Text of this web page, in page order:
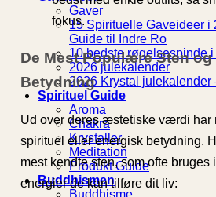
Gaver
15 Spirituelle Gaveideer i
Guide til Indre Ro
10 bedste røgelsespinde
2026 julekalender
2026 Krystal julekalender
Spirituel Guide
Aroma
Chakra
Krystaller
Meditation
Produkt Guide
Buddhismen
Buddhisme
fokus.
De Mest Populære Sten og
Betydning
Ud over deres æstetiske værdi har
spirituel eller energisk betydning.
mest kendte sten, som ofte bruges
energier de kan tilføre dit liv: